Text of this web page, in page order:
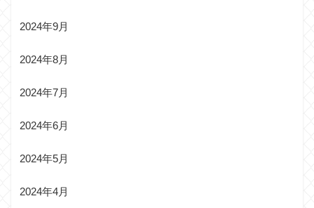
2024年9月
2024年8月
2024年7月
2024年6月
2024年5月
2024年4月